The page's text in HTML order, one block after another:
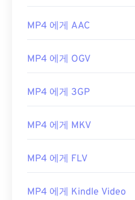
MP4 에게 AAC
MP4 에게 OGV
MP4 에게 3GP
MP4 에게 MKV
MP4 에게 FLV
MP4 에게 Kindle Video